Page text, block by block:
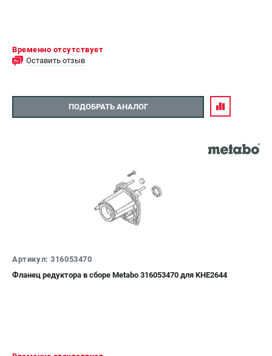
Временно отсутствует
Оставить отзыв
ПОДОБРАТЬ АНАЛОГ
Артикул: 316053470
Фланец редуктора в сборе Metabo 316053470 для KHE2644